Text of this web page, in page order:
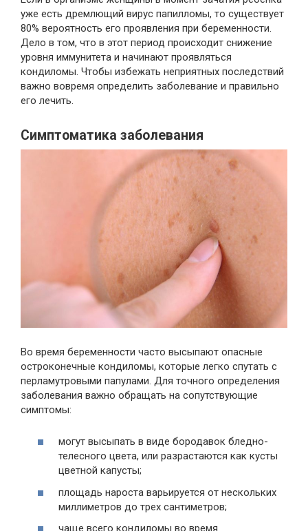
уже есть дремлющий вирус папилломы, то существует
80% вероятность его проявления при беременности.
Дело в том, что в этот период происходит снижение
уровня иммунитета и начинают проявляться
кондиломы. Чтобы избежать неприятных последствий
важно вовремя определить заболевание и правильно
его лечить.
Симптоматика заболевания
Во время беременности часто высыпают опасные
остроконечные кондиломы, которые легко спутать с
перламутровыми папулами. Для точного определения
заболевания важно обращать на сопутствующие
симптомы:
могут высыпать в виде бородавок бледно-
телесного цвета, или разрастаются как кусты
цветной капусты;
площадь нароста варьируется от нескольких
миллиметров до трех сантиметров;
чаще всего кондиломы во время